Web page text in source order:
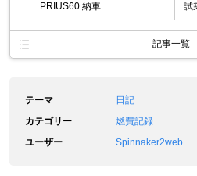
PRIUS60 納車 試
記事一覧
テーマ
日記
カテゴリー
燃費記録
ユーザー
Spinnaker2web